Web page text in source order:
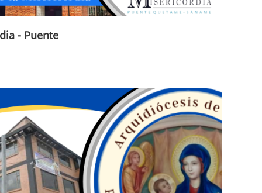
- Puente